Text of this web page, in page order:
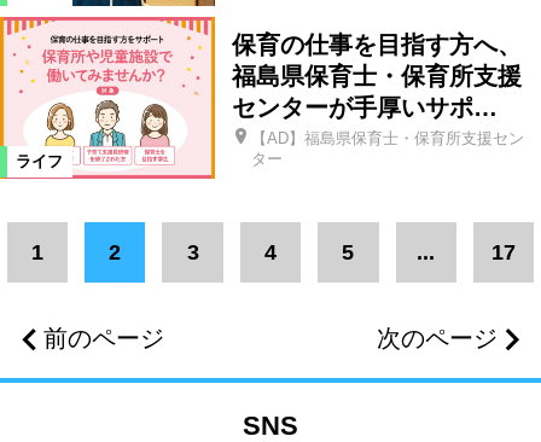
ライフ
保育の仕事を目指す方へ、
福島県保育士・保育所支援
センターが手厚いサポ…
【AD】福島県保育士・保育所支援セン
ター
前のページ
1 2 3 4 5 ... 17
次のページ
SNS